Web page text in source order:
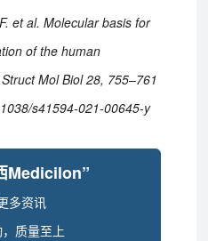
et al. Molecular basis for
of the human
Mol Biol 28, 755–761
s41594-021-00645-y
Medicilon”
多资讯
质量至上